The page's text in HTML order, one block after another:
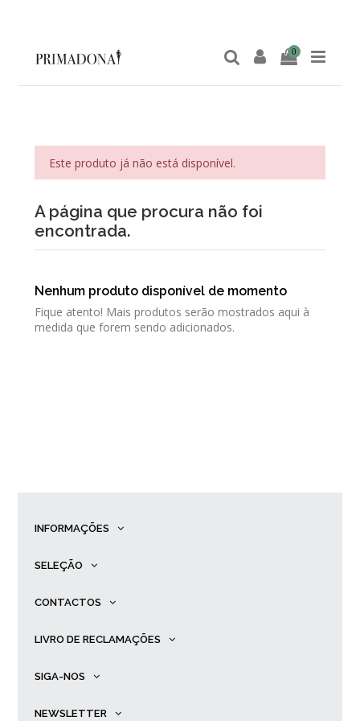
0
Este produto já não está disponível.
A página que procura não foi
encontrada.
Nenhum produto disponível de momento
Fique atento! Mais produtos serão mostrados aqui à
medida que forem sendo adicionados.
INFORMAÇÕES
SELEÇÃO
CONTACTOS
LIVRO DE RECLAMAÇÕES
SIGA-NOS
NEWSLETTER